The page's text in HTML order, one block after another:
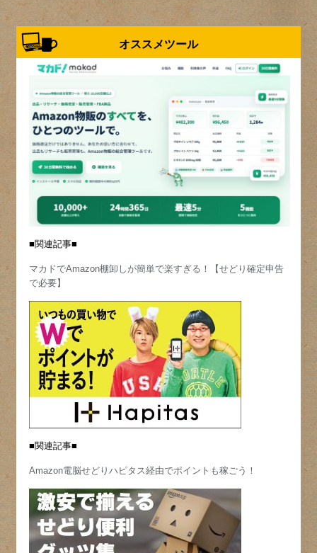
オススメツール
■関連記事■
マカドでAmazon棚卸しが簡単で楽すぎる！【せどり確定申告
で必要】
■関連記事■
Amazon電脳せどりハピタス経由でポイントも稼ごう！